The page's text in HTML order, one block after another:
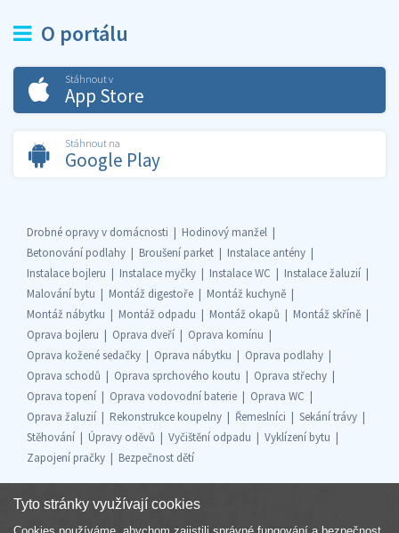
O portálu
Stáhnout v
App Store
Stáhnout na
Google Play
Drobné opravy v domácnosti
Hodinový manžel
Betonování podlahy
Broušení parket
Instalace antény
Instalace bojleru
Instalace myčky Instalace WC
Instalace žaluzií
Malování bytu
Montáž digestoře
Montáž kuchyně
Montáž nábytku
Montáž odpadu Montáž okapů
Montáž skříně
Oprava bojleru
Oprava dveří
Oprava komínu
Oprava kožené sedačky
Oprava nábytku
Oprava podlahy
Oprava schodů
Oprava sprchového koutu
Oprava střechy
Oprava topení
Oprava vodovodní baterie
Oprava WC
Oprava žaluzií
Rekonstrukce koupelny Řemeslníci
Sekání trávy
Stěhování
Úpravy oděvů Vyčištění odpadu
Vyklízení bytu
Zapojení pračky
Bezpečnost dětí
Tyto stránky využívají cookies